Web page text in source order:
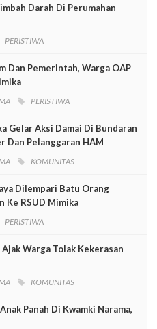
Darah Di Perumahan
PERISTIWA
Dan Pemerintah, Warga OAP
PERISTIWA
Gelar Aksi Damai Di Bundaran
Pelanggaran HAM
KOMUNITAS
Dilempari Batu Orang
Ke RSUD Mimika
PERISTIWA
Warga Tolak Kekerasan
KOMUNITAS
Panah Di Kwamki Narama,